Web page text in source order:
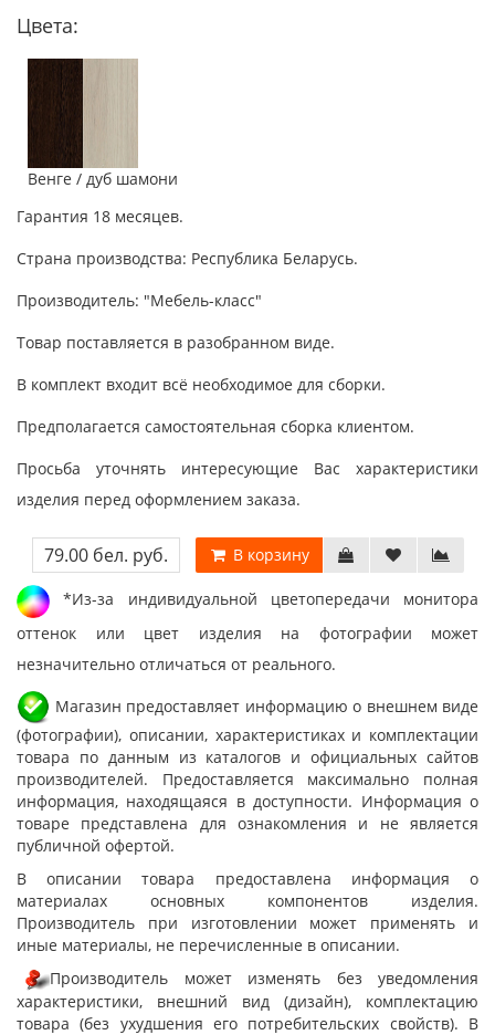
Цвета:
Венге / дуб шамони
Гарантия 18 месяцев.
Страна производства: Республика Беларусь.
Производитель: "Мебель-класс"
Товар поставляется в разобранном виде.
В комплект входит всё необходимое для сборки.
Предполагается самостоятельная сборка клиентом.
Просьба уточнять интересующие Вас характеристики
изделия перед оформлением заказа.
79.00 бел. руб. В корзину
*Из-за индивидуальной цветопередачи монитора
оттенок или цвет изделия на фотографии может
незначительно отличаться от реального.
Магазин предоставляет информацию о внешнем виде
(фотографии), описании, характеристиках и комплектации
товара по данным из каталогов и официальных сайтов
производителей. Предоставляется максимально полная
информация, находящаяся в доступности. Информация о
товаре представлена для ознакомления и не является
публичной офертой.
В описании товара предоставлена информация о
материалах основных компонентов изделия.
Производитель при изготовлении может применять и
иные материалы, не перечисленные в описании.
Производитель может изменять без уведомления
характеристики, внешний вид (дизайн), комплектацию
товара (без ухудшения его потребительских свойств). В